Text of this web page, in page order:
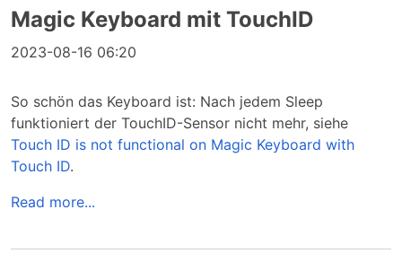
Magic Keyboard mit TouchID
2023-08-16 06:20
So schön das Keyboard ist: Nach jedem Sleep
funktioniert der TouchID-Sensor nicht mehr, siehe
Touch ID is not functional on Magic Keyboard with
Touch ID.
Read more...